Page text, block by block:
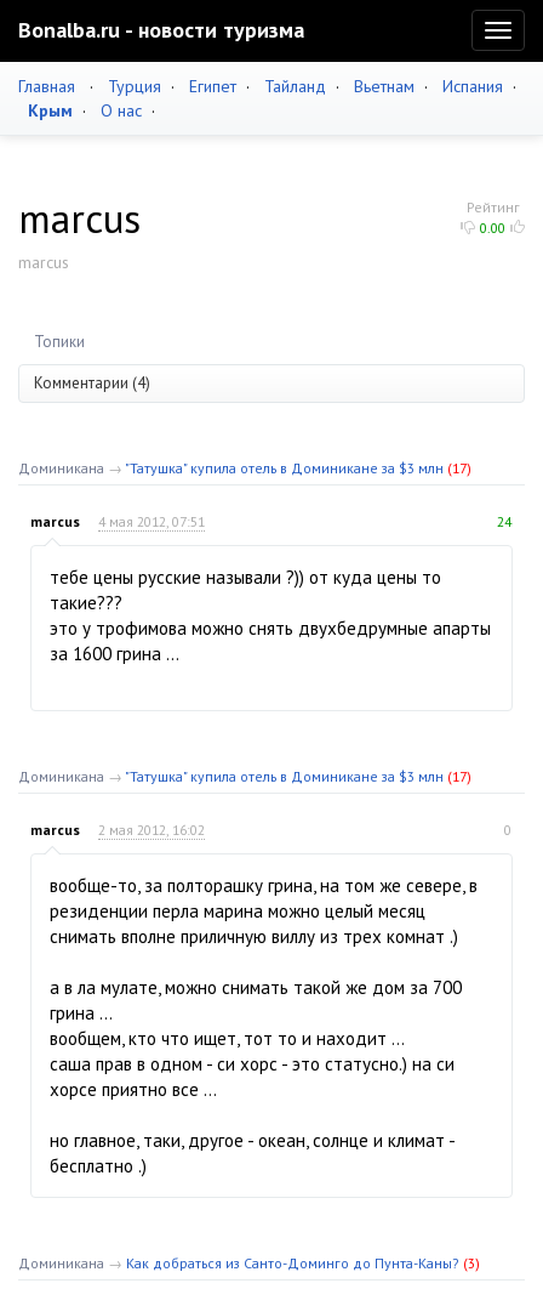
Bonalba.ru - новости туризма
Главная · Турция · Египет· Тайланд · Вьетнам · Испания ·
Крым · О нас ·
Рейтинг
0.00
marcus
marcus
Топики
Комментарии (4)
Доминикана → "Татушка" купила отель в Доминикане за $3 млн (17)
marcus 4 мая 2012, 07:51 24
тебе цены русские называли ?)) от куда цены то
такие???
это у трофимова можно снять двухбедрумные апарты
за 1600 грина ...
Доминикана → "Татушка" купила отель в Доминикане за $3 млн (17)
marcus 2 мая 2012, 16:02 0
вообще-то, за полторашку грина, на том же севере, в
резиденции перла марина можно целый месяц
снимать вполне приличную виллу из трех комнат .)
а в ла мулате, можно снимать такой же дом за 700
грина ...
вообщем, кто что ищет, тот то и находит ...
саша прав в одном - си хорс - это статусно.) на си
хорсе приятно все ...
но главное, таки, другое - океан, солнце и климат -
бесплатно .)
Доминикана → Как добраться из Санто-Доминго до Пунта-Каны? (3)